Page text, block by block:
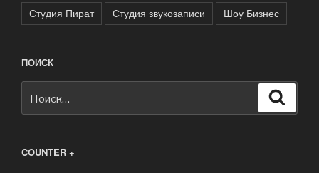
Студия Пират
Студия звукозаписи Шоу Бизнес
ПОИСК
COUNTER +